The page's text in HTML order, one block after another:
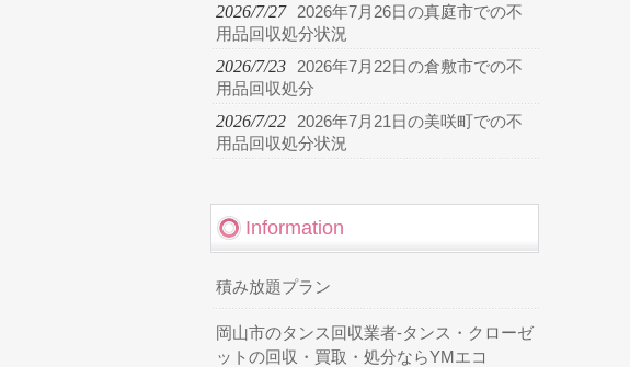
2026/7/27
2026年7月26日の真庭市での不
用品回収処分状況
2026/7/23
2026年7月22日の倉敷市での不
用品回収処分
2026/7/22
2026年7月21日の美咲町での不
用品回収処分状況
Information
積み放題プラン
岡山市のタンス回収業者-タンス・クローゼ
ットの回収・買取・処分ならYMエコ